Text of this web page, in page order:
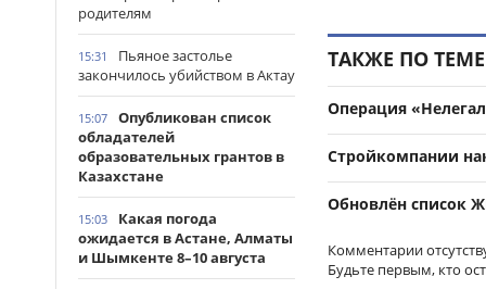
родителям
15:31
Пьяное застолье
закончилось убийством в Актау
15:07
Опубликован список
обладателей
образовательных грантов в
Казахстане
15:03
Какая погода
ожидается в Астане, Алматы
и Шымкенте 8–10 августа
ТАКЖЕ ПО ТЕМЕ
Операция
Стройкомпании
Обновлён список
Комментарии
Будьте первым, кто